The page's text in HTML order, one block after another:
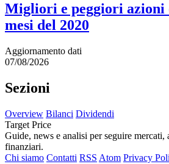
Migliori e peggiori azioni
mesi del 2020
Aggiornamento dati
07/08/2026
Sezioni
Overview Bilanci Dividendi
Target Price
Guide, news e analisi per seguire mercati,
finanziari.
Chi siamo Contatti RSS Atom Privacy